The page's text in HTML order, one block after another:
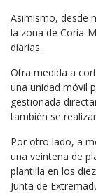
Asimismo, desde
la zona de Coria-
diarias.
Otra medida a
una unidad móvil
gestionada
también se
Por otro lado, a
una veintena de
plantilla en los
Junta de